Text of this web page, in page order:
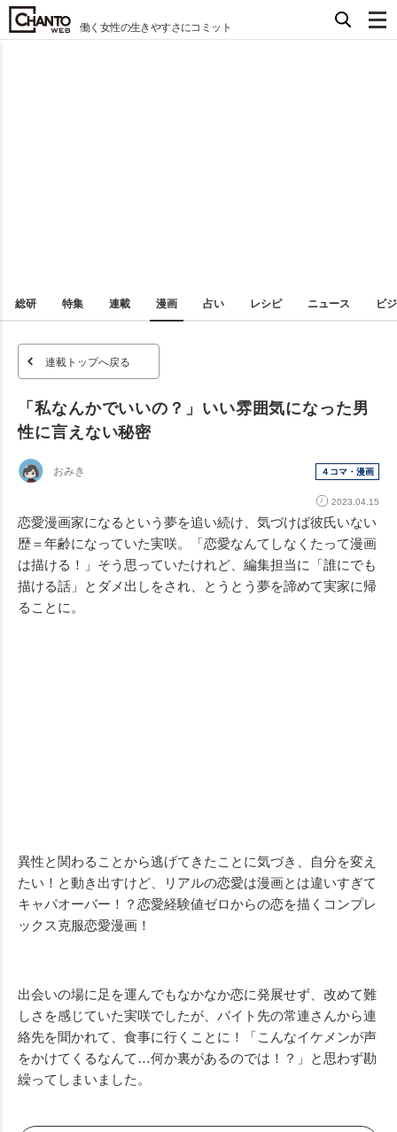
働く女性の生きやすさにコミット
総研 特集 連載 漫画 占い レシピ ニュース ビ
連載トップへ戻る
「私なんかでいいの？」いい雰囲気になった男
性に言えない秘密
おみき ４コマ・漫画
2023.04.15
恋愛漫画家になるという夢を追い続け、気づけば彼氏いない
歴＝年齢になっていた実咲。「恋愛なんてしなくたって漫画
は描ける！」そう思っていたけれど、編集担当に「誰にでも
描ける話」とダメ出しをされ、とうとう夢を諦めて実家に帰
ることに。
異性と関わることから逃げてきたことに気づき、自分を変え
たい！と動き出すけど、リアルの恋愛は漫画とは違いすぎて
キャパオーバー！？恋愛経験値ゼロからの恋を描くコンプレ
ックス克服恋愛漫画！
出会いの場に足を運んでもなかなか恋に発展せず、改めて難
しさを感じていた実咲でしたが、バイト先の常連さんから連
絡先を聞かれて、食事に行くことに！「こんなイケメンが声
をかけてくるなんて…何か裏があるのでは！？」と思わず勘
繰ってしまいました。